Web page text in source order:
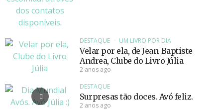
DESTAQUE UM LIVRO POR DIA
Velar por ela, de Jean-Baptiste
Andrea, Clube do Livro Júlia
2 anos ago
DESTAQUE
Surpresas tão doces. Avó feliz.
2 anos ago